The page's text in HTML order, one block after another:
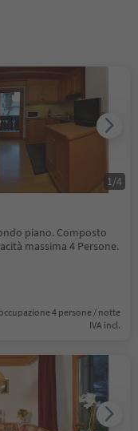
piano. Composto
massima 4 Persone.
4 persone / notte
IVA incl.
1/4